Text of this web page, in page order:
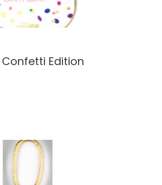
Edition